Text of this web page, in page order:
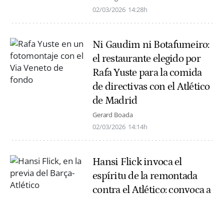
02/03/2026 14:28h
Ni Gaudim ni Botafumeiro:
el restaurante elegido por
Rafa Yuste para la comida
de directivas con el Atlético
de Madrid
Gerard Boada
02/03/2026 14:14h
Hansi Flick invoca el
espíritu de la remontada
contra el Atlético: convoca a